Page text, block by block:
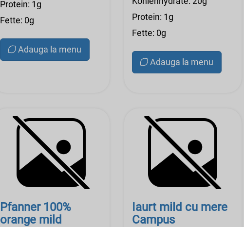
Protein: 1g
Fette: 0g
Adauga la menu
Protein: 1g
Fette: 0g
Adauga la menu
Pfanner 100%
orange mild
Iaurt mild cu mere
Campus